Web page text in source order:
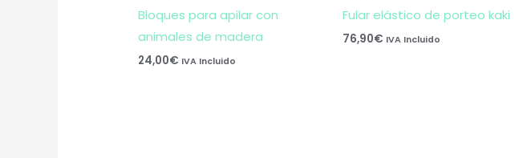
Bloques para apilar con
animales de madera
24,00€ IVA Incluido
Fular elástico de porteo kaki
76,90€ IVA Incluido